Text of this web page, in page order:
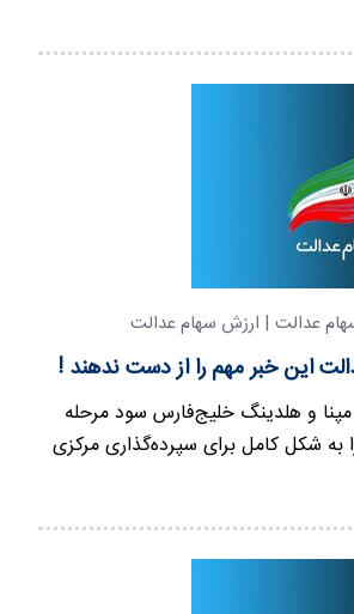
عدالت | ارزش سهام عدالت
این خبر مهم را از دست ندهند !
و هلدینگ خلیج‌فارس سود مرحله
به شکل کامل برای سپرده‌گذاری مرکزی